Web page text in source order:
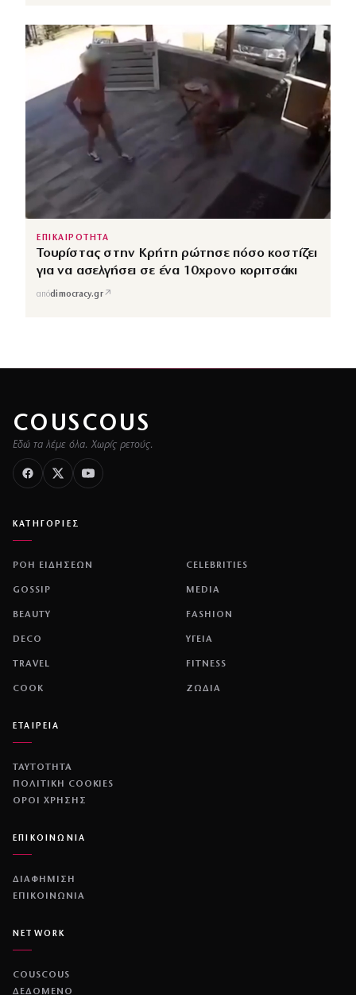
ΕΠΙΚΑΙΡΟΤΗΤΑ
Τουρίστας στην Κρήτη ρώτησε πόσο κοστίζει
για να ασελγήσει σε ένα 10χρονο κοριτσάκι
απόdimocracy.gr↗
COUSCOUS
Εδώ τα λέμε όλα. Χωρίς ρετούς.
ΚΑΤΗΓΟΡΙΕΣ
ΡΟΗ ΕΙΔΗΣΕΩΝ CELEBRITIES
GOSSIP MEDIA
BEAUTY FASHION
DECO ΥΓΕΙΑ
TRAVEL FITNESS
COOK ΖΩΔΙΑ
ΕΤΑΙΡΕΙΑ
ΤΑΥΤΟΤΗΤΑ
ΠΟΛΙΤΙΚΉ COOKIES
ΌΡΟΙ ΧΡΉΣΗΣ
ΕΠΙΚΟΙΝΩΝΙΑ
ΔΙΑΦΗΜΙΣΗ
ΕΠΙΚΟΙΝΩΝΙΑ
NETWORK
COUSCOUS
ΔΕΔΟΜΕΝΟ